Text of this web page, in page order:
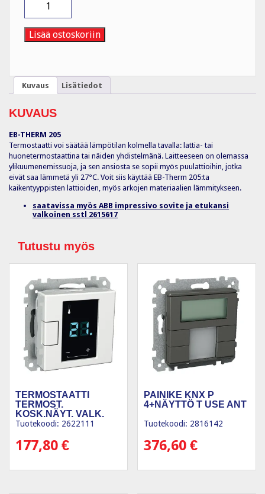
THERM
205
määrä
Lisää ostoskoriin
Kuvaus Lisätiedot
KUVAUS
EB-THERM 205
Termostaatti voi säätää lämpötilan kolmella tavalla: lattia- tai
huonetermostaattina tai näiden yhdistelmänä. Laitteeseen on olemassa
ylikuumenemissuoja, ja sen ansiosta se sopii myös puulattioihin, jotka
eivät saa lämmetä yli 27°C. Voit siis käyttää EB-Therm 205:ta
kaikentyyppisten lattioiden, myös arkojen materiaalien lämmitykseen.
saatavissa myös ABB impressivo sovite ja etukansi
valkoinen sstl 2615617
Tutustu myös
TERMOSTAATTI
TERMOST.
KOSK.NÄYT. VALK.
Tuotekoodi: 2622111
177,80 €
PAINIKE KNX P
4+NÄYTTÖ T USE ANT
Tuotekoodi: 2816142
376,60€